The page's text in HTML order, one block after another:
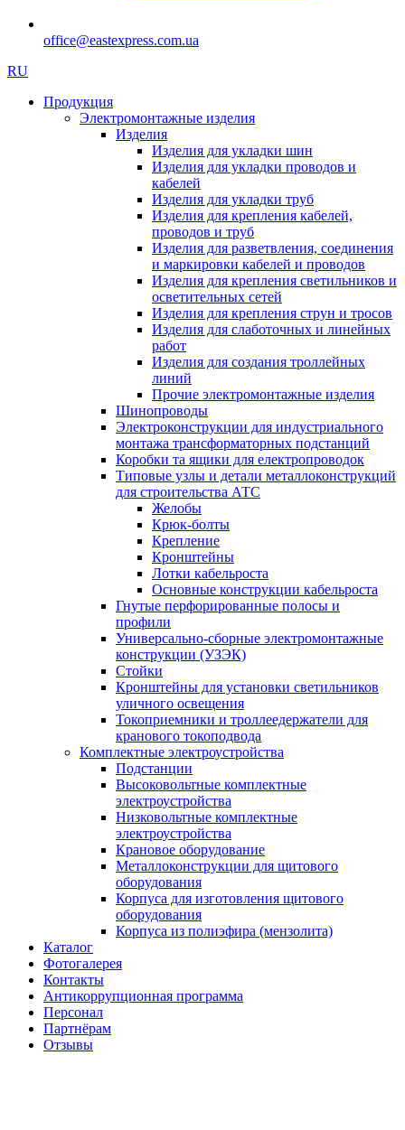
office@eastexpress.com.ua
RU
Продукция
Электромонтажные изделия
Изделия
Изделия для укладки шин
Изделия для укладки проводов и
кабелей
Изделия для укладки труб
Изделия для крепления кабелей,
проводов и труб
Изделия для разветвления, соединения
и маркировки кабелей и проводов
Изделия для крепления светильников и
осветительных сетей
Изделия для крепления струн и тросов
Изделия для слаботочных и линейных
работ
Изделия для создания троллейных
линий
Прочие электромонтажные изделия
Шинопроводы
Электроконструкции для индустриального
монтажа трансформаторных подстанций
Коробки та ящики для електропроводок
Типовые узлы и детали металлоконструкций
для строительства АТС
Желобы
Крюк-болты
Крепление
Кронштейны
Лотки кабельроста
Основные конструкции кабельроста
Гнутые перфорированные полосы и
профили
Универсально-сборные электромонтажные
конструкции (УЗЭК)
Стойки
Кронштейны для установки светильников
уличного освещения
Токоприемники и троллеедержатели для
кранового токоподвода
Комплектные электроустройства
Подстанции
Высоковольтные комплектные
электроустройства
Низковольтные комплектные
электроустройства
Крановое оборудование
Металлоконструкции для щитового
оборудования
Корпуса для изготовления щитового
оборудования
Корпуса из полиэфира (мензолита)
Каталог
Фотогалерея
Контакты
Антикоррупционная программа
Персонал
Партнёрам
Отзывы